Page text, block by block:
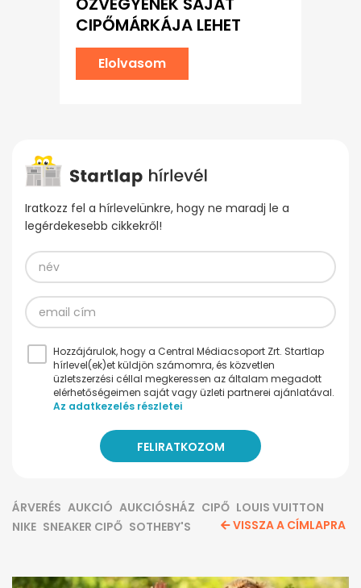
CIPŐMÁRKÁJA LEHET
Elolvasom
Iratkozz fel a hírlevelünkre, hogy ne maradj le a
legérdekesebb cikkekről!
Hozzájárulok, hogy a Central Médiacsoport Zrt. Startlap
hírlevel(ek)et küldjön számomra, és közvetlen
üzletszerzési céllal megkeressen az általam megadott
elérhetőségeimen saját vagy üzleti partnerei ajánlatával.
Az adatkezelés részletei
ÁRVERÉS AUKCIÓ AUKCIÓSHÁZ CIPŐ LOUIS VUITTON
NIKE SNEAKER CIPŐ SOTHEBY'S VISSZA A CÍMLAPRA